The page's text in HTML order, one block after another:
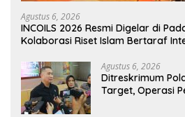
Agustus 6, 2026
INCOILS 2026 Resmi Digelar di
Kolaborasi Riset Islam Bertaraf
Agustus 6, 2026
Ditreskrimum
Target, Operasi